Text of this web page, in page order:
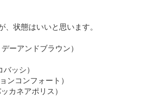
状態はいいと思います。
ーアンドブラウン）
ッシ）
ンコンフォート）
カネアポリス）